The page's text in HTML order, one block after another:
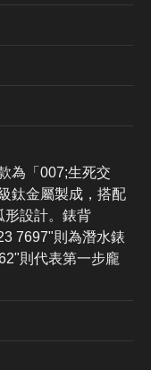
為「007;生死交
鈦金屬製成，搭配
形設計。錶背
7697"則為潛水錶
則代表第一步龐